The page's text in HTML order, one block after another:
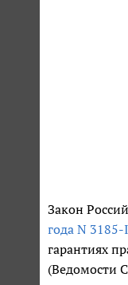
Закон
года N 3185-I
гарантиях
(Ведомости